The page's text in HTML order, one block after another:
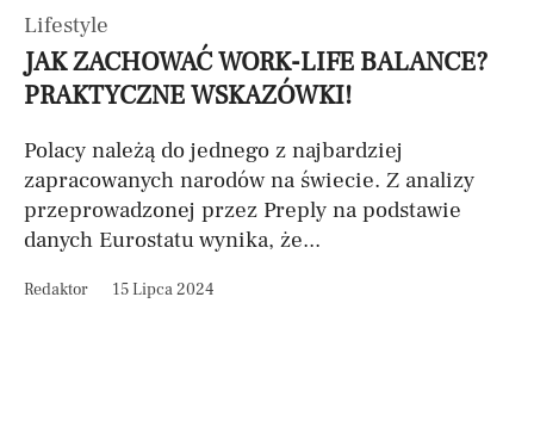
Lifestyle
JAK ZACHOWAĆ WORK-LIFE BALANCE?
PRAKTYCZNE WSKAZÓWKI!
Polacy należą do jednego z najbardziej
zapracowanych narodów na świecie. Z analizy
przeprowadzonej przez Preply na podstawie
danych Eurostatu wynika, że...
Redaktor 15 Lipca 2024